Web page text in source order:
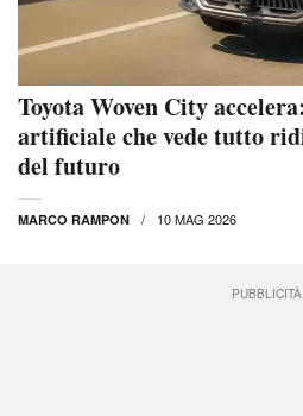
Toyota Woven City
artificiale che vede tutto
del futuro
MARCO RAMPON 10 MAG 2026
PUBBLICITÀ